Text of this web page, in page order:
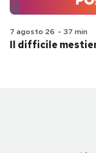
7 agosto 26 - 37 min
Il difficile